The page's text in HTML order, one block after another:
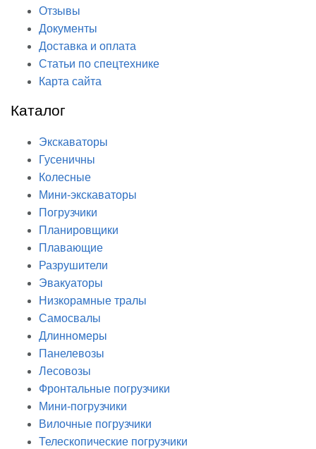
Отзывы
Документы
Доставка и оплата
Статьи по спецтехнике
Карта сайта
Каталог
Экскаваторы
Гусеничны
Колесные
Мини-экскаваторы
Погрузчики
Планировщики
Плавающие
Разрушители
Эвакуаторы
Низкорамные тралы
Самосвалы
Длинномеры
Панелевозы
Лесовозы
Фронтальные погрузчики
Мини-погрузчики
Вилочные погрузчики
Телескопические погрузчики